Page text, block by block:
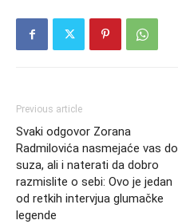
Previous article
Svaki odgovor Zorana
Radmilovića nasmejaće vas do
suza, ali i naterati da dobro
razmislite o sebi: Ovo je jedan
od retkih intervjua glumačke
legende